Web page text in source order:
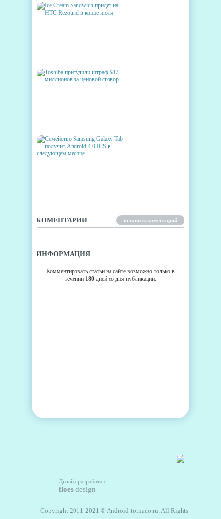
КОМЕНТАРИИ оставить коментарий
ИНФОРМАЦИЯ
Комментировать статьи на сайте возможно только в
течении 180 дней со дня публикации.
Дизайн разработан
floes design
Copyright 2011-2021 © Android-tornado.ru. All Rights